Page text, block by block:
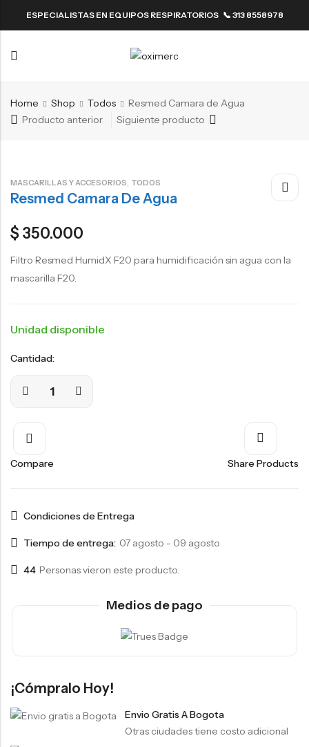
ESPECIALISTAS EN EQUIPOS RESPIRATORIOS 📞 313 8558978
Home Shop Todos
Resmed Camara de Agua
Producto anterior
Siguiente producto
MASCARILLAS Y ACCESORIOS, TODOS
Resmed Camara De Agua
$ 350.000
Filtro Resmed HumidX F20 para humidificación sin agua con la
mascarilla F20.
Unidad disponible
Cantidad:
Compare Share Products
Condiciones de Entrega
Tiempo de entrega: 07 agosto - 09 agosto
44 Personas vieron este producto.
Medios de pago
¡Cómpralo Hoy!
Envio Gratis A Bogota
Otras ciudades tiene costo adicional
Resmed
ResMed
Fisher & Paykel